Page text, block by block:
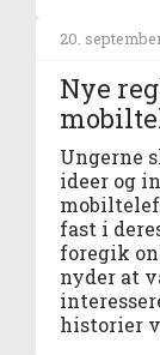
20.
Nye
Ungerne
ideer og
fast i
foregik
nyder at
historier